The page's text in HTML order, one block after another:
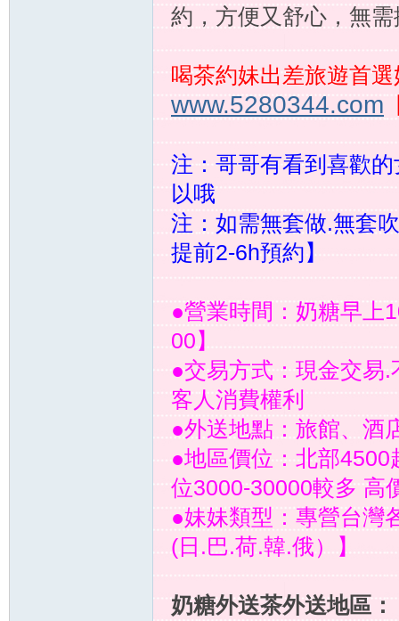
約，方便又舒心，無
喝茶約妹出差旅遊首
www.5280344.com
注：哥哥有看到喜歡
以哦
注：如需無套做.無套
提前2-6h預約】
●營業時間：奶糖早上
00】
●交易方式：現金交易
客人消費權利
●外送地點：旅館、酒
●地區價位：北部
位3000-30000較多 高
●妹妹類型：專營台灣
(日.巴.荷.韓.俄）】
奶糖外送茶外送地區：